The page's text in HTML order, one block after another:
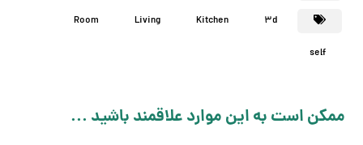
3d
Kitchen
Living
Room
self
ممکن است به این موارد علاقمند باشید ...